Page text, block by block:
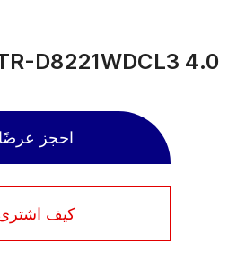
D8221WDCL3 4.0
احجز عرضًا
كيف